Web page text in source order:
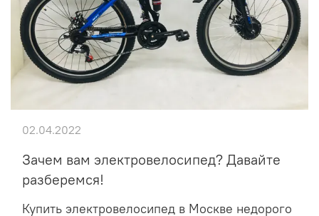
Зачем вам электровелосипед? Давайте
разберемся!
Купить электровелосипед в Москве недорого
02.04.2022